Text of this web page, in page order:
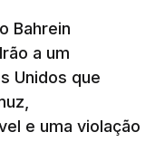
entrada em
um
no âmbito do
Bahrein
a um
Unidos que
e uma violação